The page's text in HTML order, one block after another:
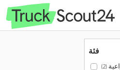
فئة
(2)